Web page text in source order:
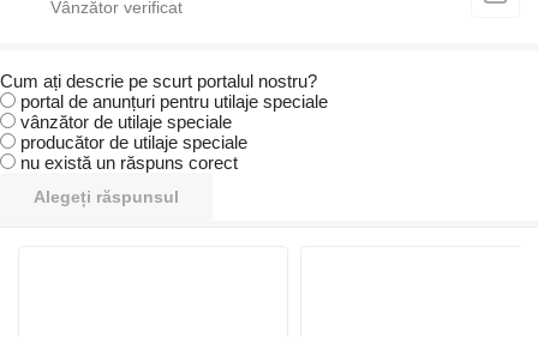
Cum ați descrie pe scurt portalul nostru?
portal de anunțuri pentru utilaje speciale
vânzător de utilaje speciale
producător de utilaje speciale
nu există un răspuns corect
Alegeți răspunsul